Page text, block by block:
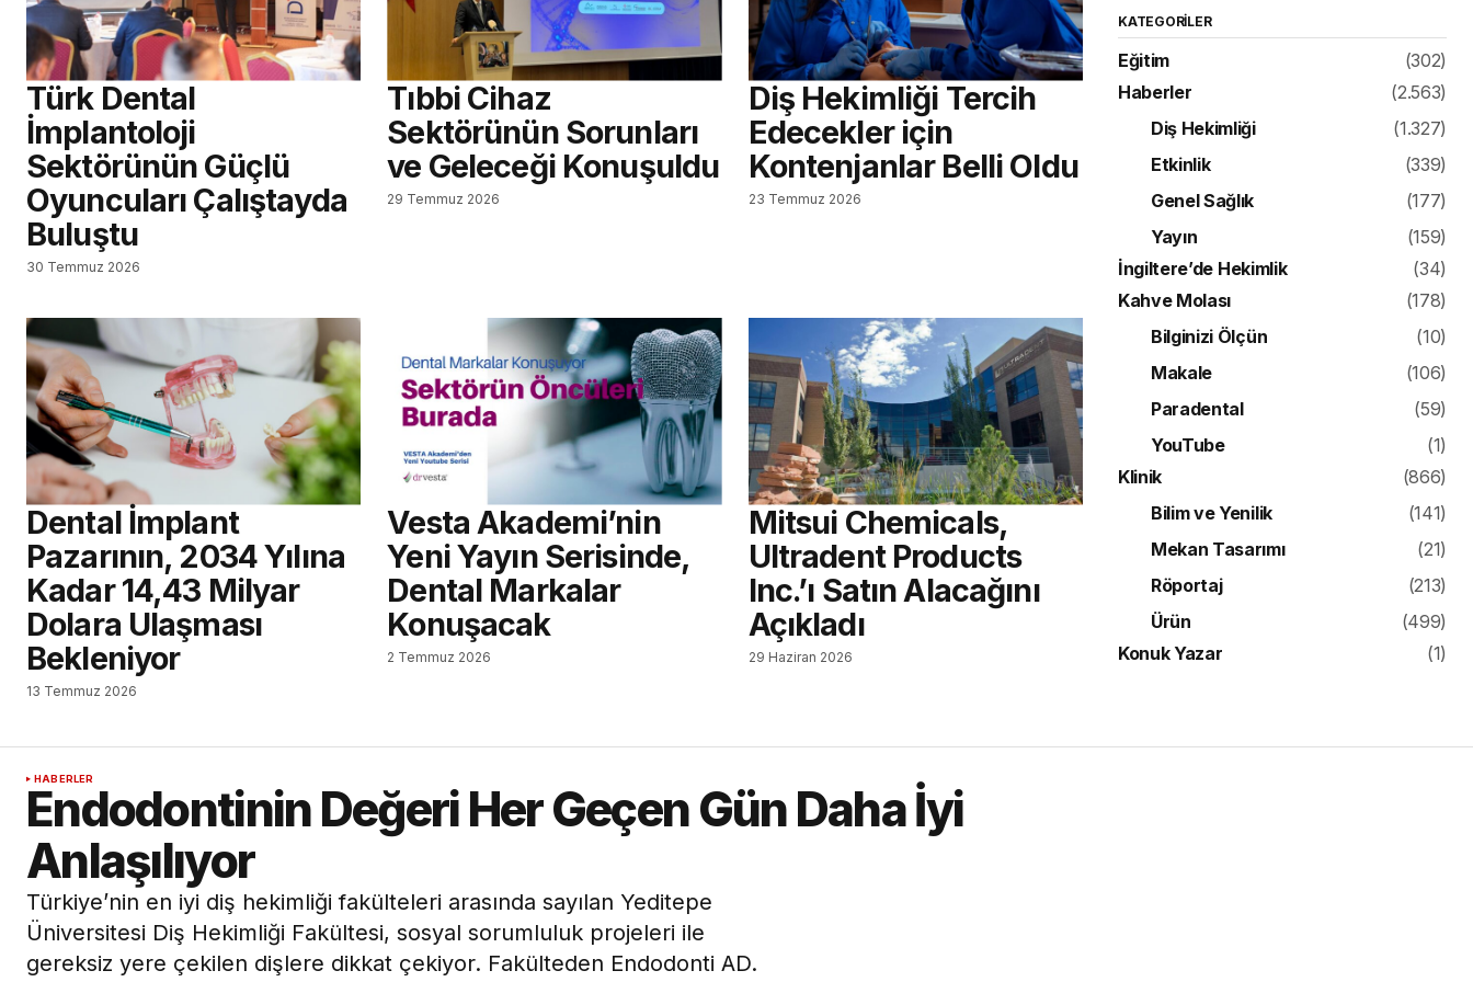
Türk Dental
İmplantoloji
Sektörünün Güçlü
Oyuncuları Çalıştayda
Buluştu
30 Temmuz 2026
Tıbbi Cihaz
Sektörünün Sorunları
ve Geleceği Konuşuldu
29 Temmuz 2026
Diş Hekimliği Tercih
Edecekler için
Kontenjanlar Belli Oldu
23 Temmuz 2026
Dental İmplant
Pazarının, 2034 Yılına
Kadar 14,43 Milyar
Dolara Ulaşması
Bekleniyor
13 Temmuz 2026
Vesta Akademi’nin
Yeni Yayın Serisinde,
Dental Markalar
Konuşacak
2 Temmuz 2026
Mitsui Chemicals,
Ultradent Products
Inc.’ı Satın Alacağını
Açıkladı
29 Haziran 2026
KATEGORILER
Eğitim
(302)
Haberler
(2.563)
Diş Hekimliği
(1.327)
Etkinlik
(339)
Genel Sağlık
(177)
Yayın
(159)
İngiltere’de Hekimlik
(34)
Kahve Molası
(178)
Bilginizi Ölçün
(10)
Makale
(106)
Paradental
(59)
YouTube
(1)
Klinik
(866)
Bilim ve Yenilik
(141)
Mekan Tasarımı
(21)
Röportaj
(213)
Ürün
(499)
Konuk Yazar
(1)
HABERLER
Endodontinin Değeri Her Geçen Gün Daha İyi
Anlaşılıyor
Türkiye’nin en iyi diş hekimliği fakülteleri arasında sayılan Yeditepe
Üniversitesi Diş Hekimliği Fakültesi, sosyal sorumluluk projeleri ile
gereksiz yere çekilen dişlere dikkat çekiyor. Fakülteden Endodonti AD.